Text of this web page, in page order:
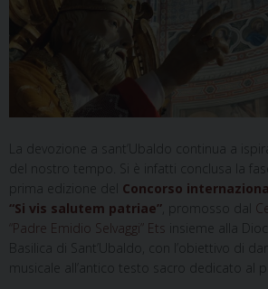
La devozione a sant’Ubaldo continua a
del nostro tempo. Si è infatti conclusa la
prima edizione del Concorso
“Si vis salutem patriae” , promosso dal
“Padre Emidio Selvaggi” Ets insieme alla
Basilica di Sant’Ubaldo, con l’obiettivo di
musicale all’antico testo sacro dedicato al